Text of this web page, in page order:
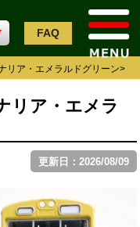
FAQ
リア・エメラルドグリーン>
リア・エメラ
更新日：2026/08/09